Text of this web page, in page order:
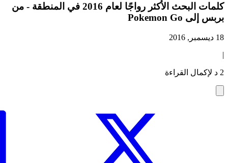
كلمات البحث الأكثر رواجًا لعام 2016 في المنطقة - من
بربس إلى Pokemon Go
18 ديسمبر, 2016
|
2 د لإكمال القراءة